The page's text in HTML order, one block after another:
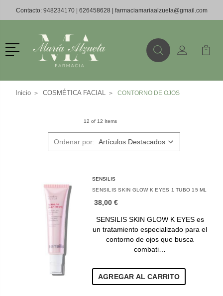
Contacto: 948234170| 626458628 | farmaciamariaalzueta@gmail.com
Menú
BuscarMi Cuenta
Mi
Inicio COSMÉTICA FACIAL CONTORNO DE OJOS
12 of 12 Items
Ordenar por:
SENSILIS
SENSILIS SKIN GLOW K EYES 1 TUBO 15 ML
38,00 €
SENSILIS SKIN GLOW K EYES es
un tratamiento especializado para el
contorno de ojos que busca
combati…
AGREGAR AL CARRITO